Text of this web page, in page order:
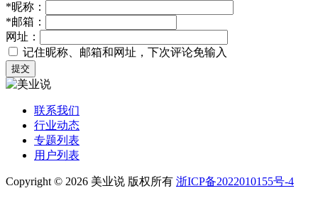
*昵称：
*邮箱：
网址：
记住昵称、邮箱和网址，下次评论免输入
提交
联系我们
行业动态
专题列表
用户列表
Copyright © 2026 美业说 版权所有 浙ICP备2022010155号-4